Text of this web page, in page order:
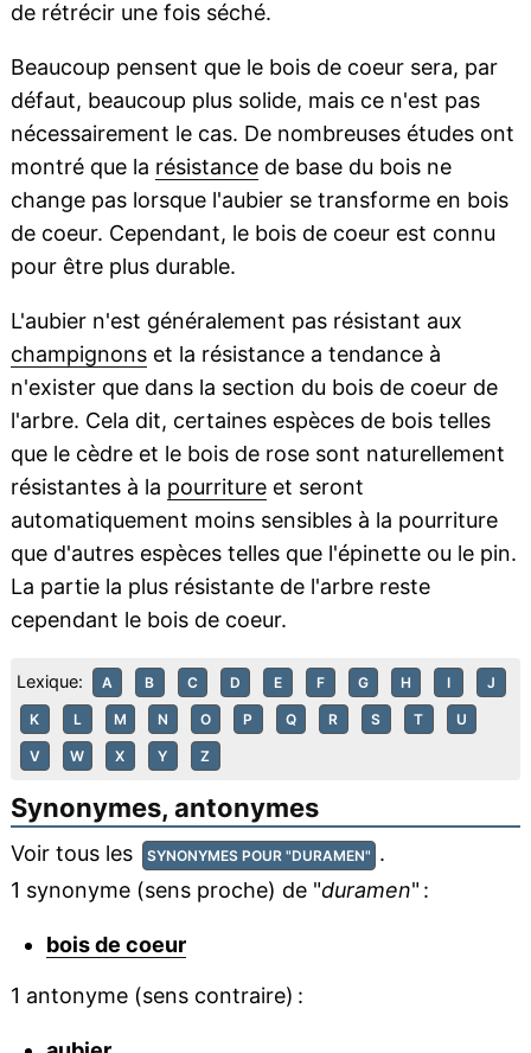
de rétrécir une fois séché.
Beaucoup pensent que le bois de coeur sera, par
défaut, beaucoup plus solide, mais ce n'est pas
nécessairement le cas. De nombreuses études ont
montré que la résistancede base du bois ne
change pas lorsque l'aubier se transforme en bois
de coeur. Cependant, le bois de coeur est connu
pour être plus durable.
L'aubier n'est généralement pas résistant aux
champignonset la résistance a tendance à
n'exister que dans la section du bois de coeur de
l'arbre. Cela dit, certaines espèces de bois telles
que le cèdre et le bois de rose sont naturellement
résistantes à la pourritureet seront
automatiquement moins sensibles à la pourriture
que d'autres espèces telles que l'épinette ou le pin.
La partie la plus résistante de l'arbre reste
cependant le bois de coeur.
Lexique: A B C D E F G H I J
K L M N O P Q R S T U
V W X Y Z
Synonymes, antonymes
Voir tous les SYNONYMES POUR "DURAMEN" .
1 synonyme (sens proche) de "duramen" :
bois de coeur
1 antonyme (sens contraire) :